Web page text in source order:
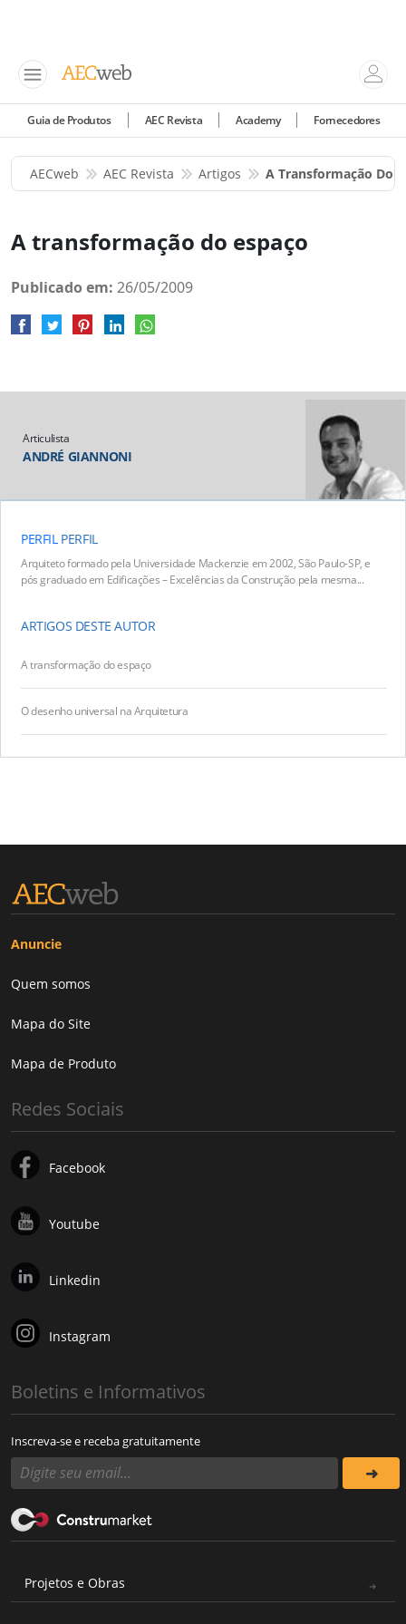
Guia de Produtos AEC Revista Academy Fornecedores
AECweb AEC Revista Artigos A Transformação Do
A transformação do espaço
Publicado em: 26/05/2009
Articulista
ANDRÉ GIANNONI
PERFIL PERFIL
Arquiteto formado pela Universidade Mackenzie em 2002, São Paulo-SP, e
pós graduado em Edificações – Excelências da Construção pela mesma...
ARTIGOS DESTE AUTOR
A transformação do espaço
O desenho universal na Arquitetura
Anuncie
Quem somos
Mapa do Site
Mapa de Produto
Redes Sociais
Facebook
Youtube
Linkedin
Instagram
Boletins e Informativos
Inscreva-se e receba gratuitamente
Projetos e Obras